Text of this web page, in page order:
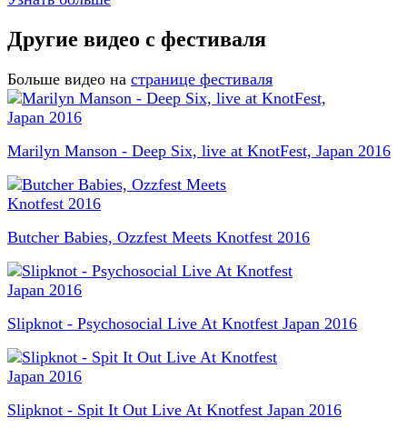
Другие видео с фестиваля
Больше видео на странице фестиваля
Marilyn Manson - Deep Six, live at KnotFest, Japan 2016
Butcher Babies, Ozzfest Meets Knotfest 2016
Slipknot - Psychosocial Live At Knotfest Japan 2016
Slipknot - Spit It Out Live At Knotfest Japan 2016